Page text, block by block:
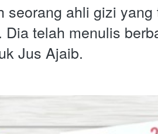
seorang ahli gizi
telah menulis
Jus Ajaib.